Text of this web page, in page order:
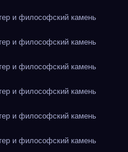
и философский камень
и философский камень
и философский камень
и философский камень
и философский камень
и философский камень